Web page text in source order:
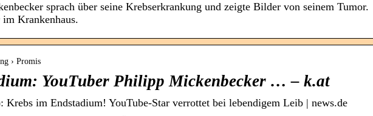
sprach über seine Krebserkrankung und zeigte Bilder von seinem Tumor.
Krankenhaus.
› Promis
YouTuber Philipp Mickenbecker … – k.at
im Endstadium! YouTube-Star verrottet bei lebendigem Leib | news.de